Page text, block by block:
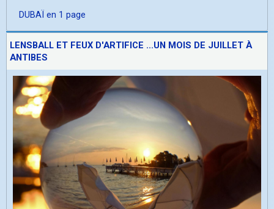
DUBAÏ en 1 page
LENSBALL ET FEUX D'ARTIFICE ...UN MOIS DE JUILLET À
ANTIBES